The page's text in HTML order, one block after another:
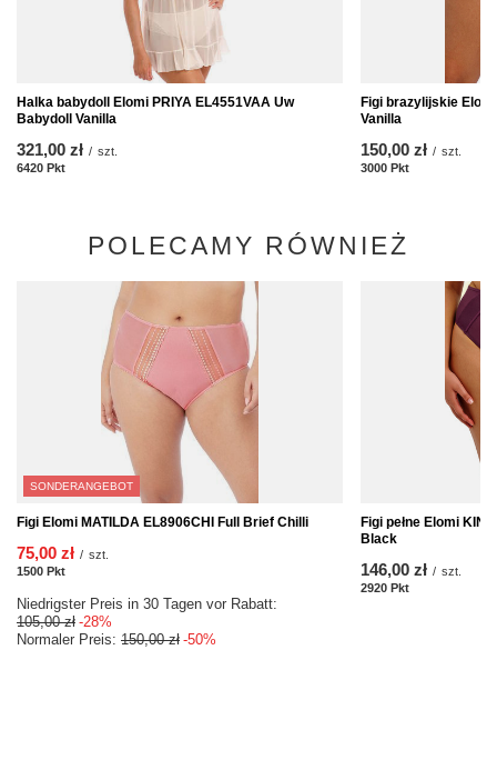
Halka babydoll Elomi PRIYA EL4551VAA Uw
Babydoll Vanilla
321,00 zł / szt.
6420 Pkt
Figi brazylijskie
Vanilla
150,00 zł / szt.
3000 Pkt
POLECAMY RÓWNIEŻ
SONDERANGEBOT
Figi Elomi MATILDA EL8906CHI Full Brief Chilli
75,00 zł / szt.
1500 Pkt
Niedrigster Preis in 30 Tagen vor Rabatt:
105,00 zł -28%
Normaler Preis: 150,00 zł -50%
Figi pełne Elomi
Black
146,00 zł / szt.
2920 Pkt